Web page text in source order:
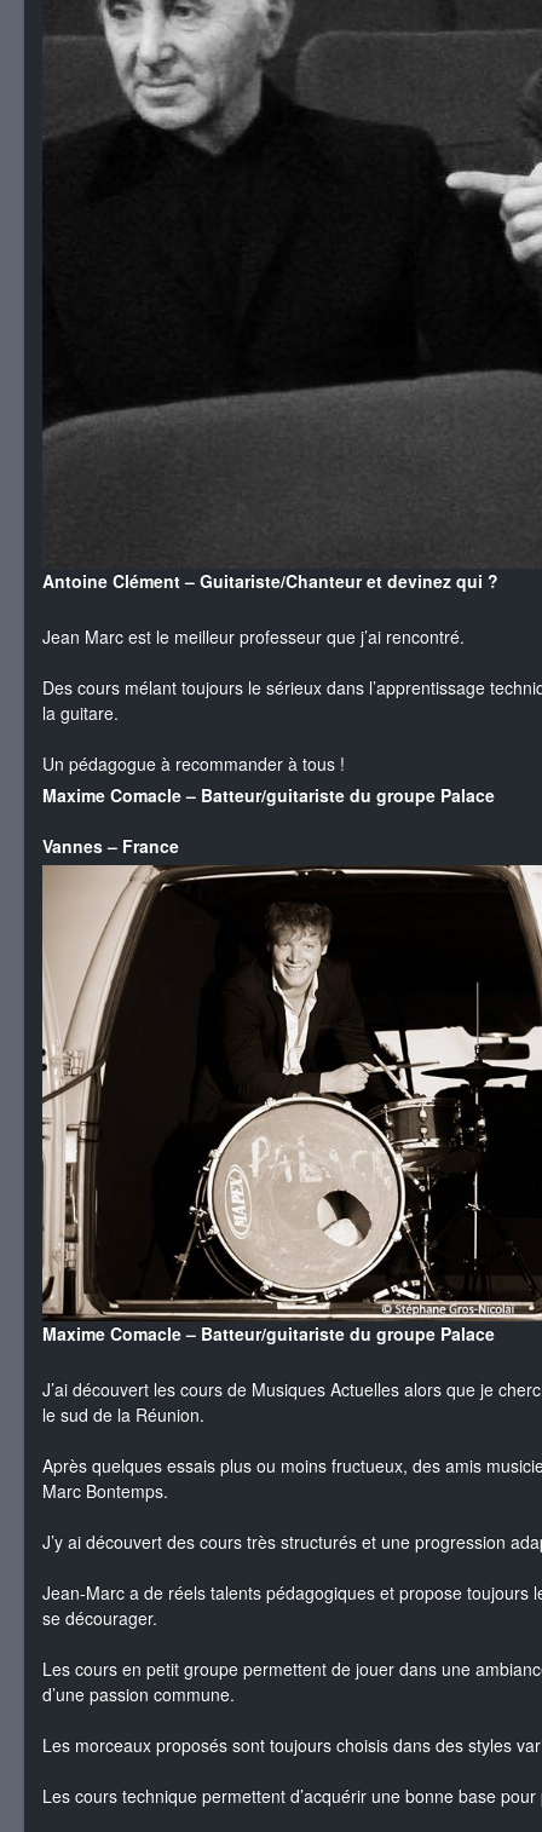
Antoine Clément – Guitariste/Chanteur et devinez qui ?
Jean Marc est le meilleur professeur que j’ai rencontré.
Des cours mélant toujours le sérieux dans l’apprentissage
la guitare.
Un pédagogue à recommander à tous !
Maxime Comacle– Batteur/guitariste du groupe Palace
Vannes – France
Maxime Comacle– Batteur/guitariste du groupe Palace
J’ai découvert les cours de Musiques Actuelles alors que je
le sud de la Réunion.
Après quelques essais plus ou moins fructueux, des amis
Marc Bontemps.
J’y ai découvert des cours très structurés et une progression
Jean-Marc a de réels talents pédagogiques et propose toujours
se décourager.
Les cours en petit groupe permettent de jouer dans une
d’une passion commune.
Les morceaux proposés sont toujours choisis dans des styles
Les cours technique permettent d’acquérir une bonne base